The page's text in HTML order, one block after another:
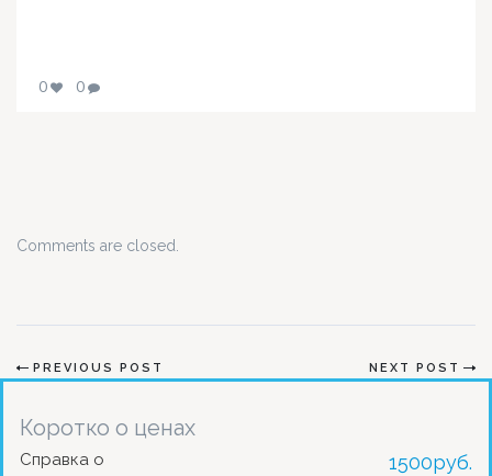
0 0
Comments are closed.
PREVIOUS POST NEXT POST
Коротко о ценах
Справка о
1500руб.